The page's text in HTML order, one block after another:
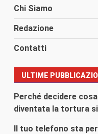
Chi Siamo
Redazione
Contatti
ULTIME
Perché decidere
diventata la tortura
Il tuo telefono sta